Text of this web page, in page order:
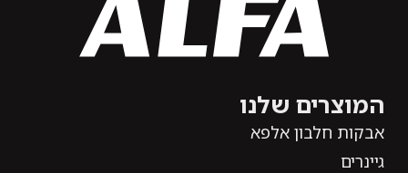
המוצרים שלנו
אבקות חלבון אלפא
גיינרים